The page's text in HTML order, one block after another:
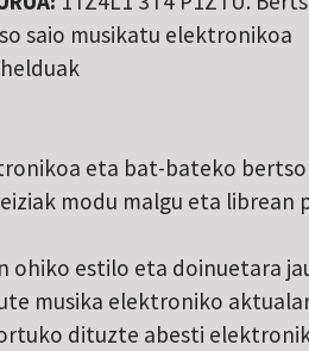
saio musikatu elektronikoa
eta bat-bateko
modu malgu eta
ohiko estilo eta doinuetara
musika elektroniko
dituzte abesti